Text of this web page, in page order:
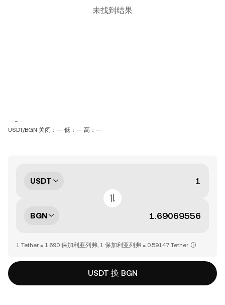
未找到结果
-- ~ --
USDT/BGN 关闭：-- 低：-- 高：--
USDT
BGN
1 Tether = 1.690 保加利亚列弗, 1 保加利亚列弗 = 0.59147 Tether
USDT 换 BGN